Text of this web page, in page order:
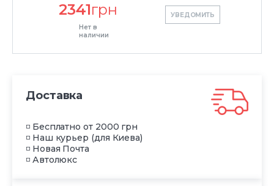
2341грн
Нет в
наличии
УВЕДОМИТЬ
Доставка
◽ Бесплатно от 2000 грн
◽ Наш курьер (для Киева)
◽ Новая Почта
◽ Автолюкс